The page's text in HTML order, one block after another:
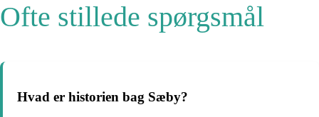
Ofte stillede spørgsmål
Hvad er historien bag Sæby?